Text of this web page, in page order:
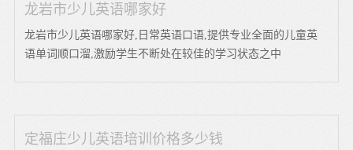
龙岩市少儿英语哪家好
龙岩市少儿英语哪家好,日常英语口语,提供专业全面的儿童英
语单词顺口溜,激励学生不断处在较佳的学习状态之中
定福庄少儿英语培训价格多少钱